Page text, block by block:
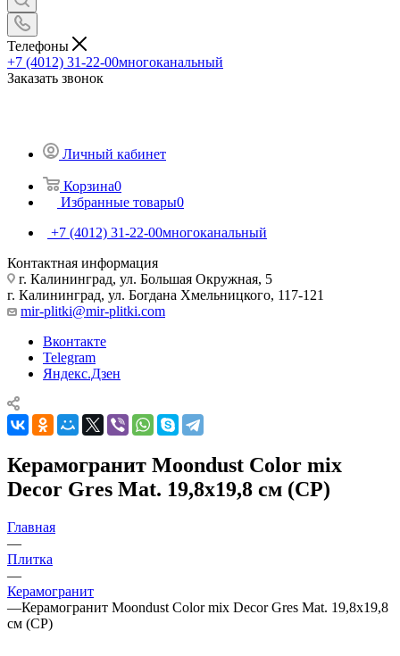
Телефоны
+7 (4012) 31-22-00многоканальный
Заказать звонок
Личный кабинет
Корзина0
Избранные товары0
+7 (4012) 31-22-00многоканальный
Контактная информация
г. Калининград, ул. Большая Окружная, 5
г. Калининград, ул. Богдана Хмельницкого, 117-121
mir-plitki@mir-plitki.com
Вконтакте
Telegram
Яндекс.Дзен
Керамогранит Moondust Color mix
Decor Gres Mat. 19,8x19,8 см (CP)
Главная
—
Плитка
—
Керамогранит
—Керамогранит Moondust Color mix Decor Gres Mat. 19,8x19,8
см (CP)